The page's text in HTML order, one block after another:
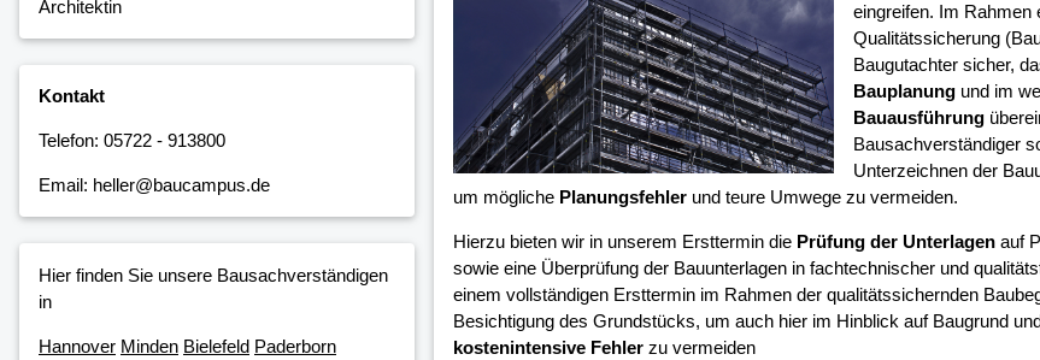
Architektin
Kontakt
Telefon: 05722 - 913800
Email: heller@baucampus.de
Hier finden Sie unsere Bausachverständigen
in
Hannover Minden Bielefeld Paderborn
eingreifen. Im Rahmen
Qualitätssicherung
Baugutachter sicher,
Bauplanungund im
Bauausführung
Bausachverständiger
Unterzeichnen der
um mögliche Planungsfehlerund teure Umwege zu vermeiden.
Hierzu bieten wir in unserem Ersttermin die Prüfung der Unterlagenauf
sowie eine Überprüfung der Bauunterlagen in fachtechnischer und
einem vollständigen Ersttermin im Rahmen der qualitätssichernden
Besichtigung des Grundstücks, um auch hier im Hinblick auf Baugrund
kostenintensive Fehlerzu vermeiden